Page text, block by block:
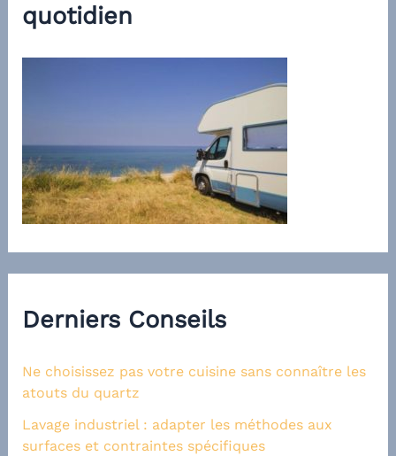
quotidien
Derniers Conseils
Ne choisissez pas votre cuisine sans connaître les
atouts du quartz
Lavage industriel : adapter les méthodes aux
surfaces et contraintes spécifiques